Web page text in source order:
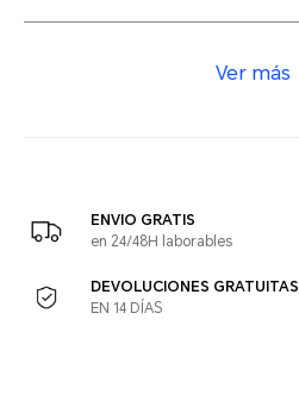
Ver más
ENVIO GRATIS
en 24/48H laborables
DEVOLUCIONES GRATUITAS
EN 14 DÍAS